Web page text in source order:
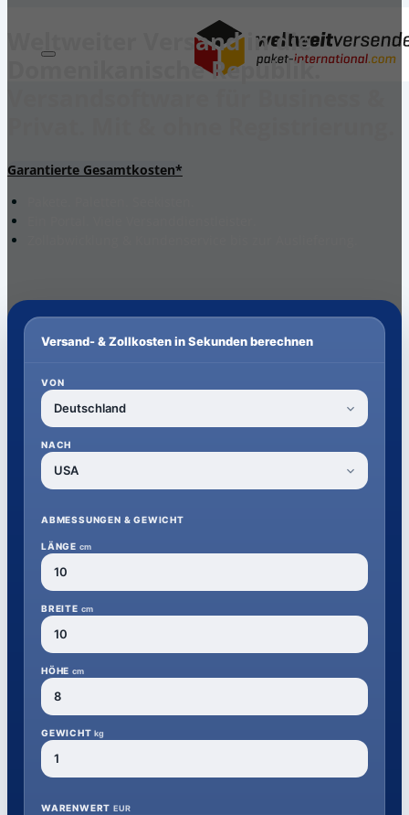
Weltweiter Versand in die
Domenikanische Republik.
Garantierte Gesamtkosten*
Versand- & Zollkosten in Sekunden berechnen
VON
NACH
ABMESSUNGEN & GEWICHT
LÄNGE cm
BREITE cm
HÖHE cm
GEWICHTkg
WARENWERT EUR